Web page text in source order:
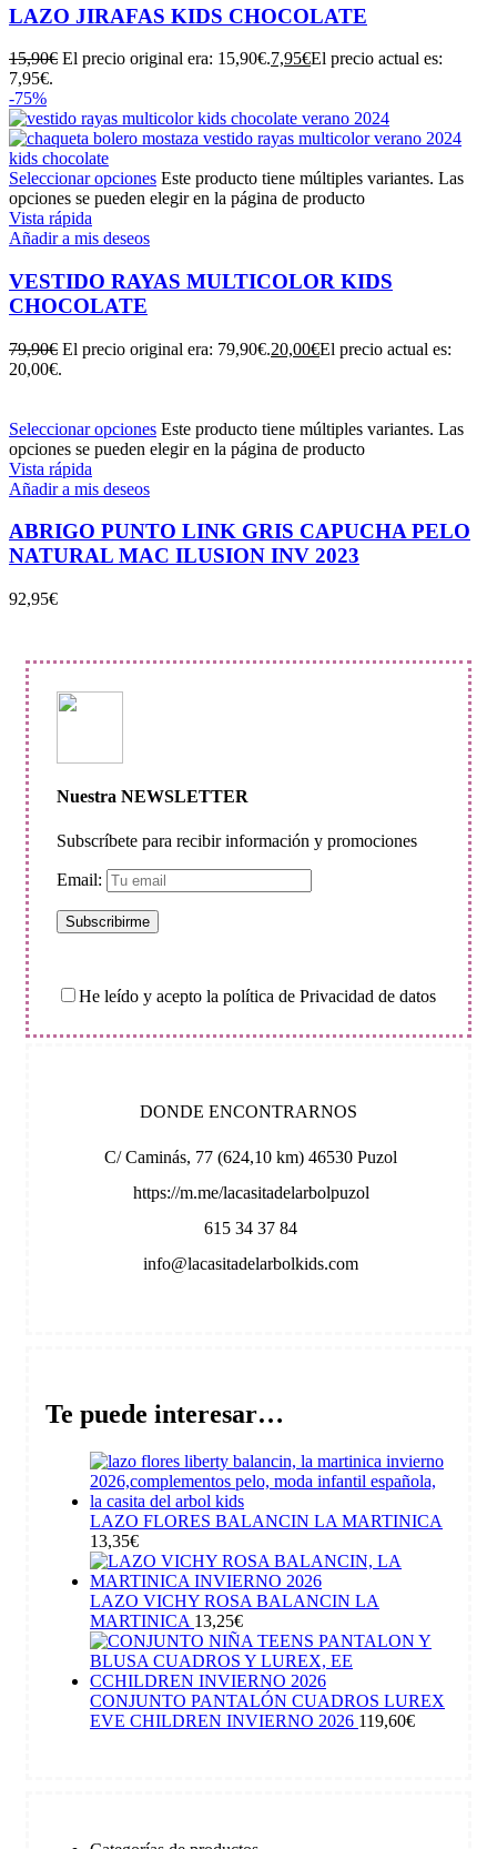
LAZO JIRAFAS KIDS CHOCOLATE
15,90€ El precio original era: 15,90€.7,95€El precio actual es:
7,95€.
-75%
Seleccionar opciones Este producto tiene múltiples variantes. Las
opciones se pueden elegir en la página de producto
Vista rápida
Añadir a mis deseos
VESTIDO RAYAS MULTICOLOR KIDS
CHOCOLATE
79,90€ El precio original era: 79,90€.20,00€El precio actual es:
20,00€.
Seleccionar opciones Este producto tiene múltiples variantes. Las
opciones se pueden elegir en la página de producto
Vista rápida
Añadir a mis deseos
ABRIGO PUNTO LINK GRIS CAPUCHA PELO
NATURAL MAC ILUSION INV 2023
92,95€
Nuestra NEWSLETTER
Subscríbete para recibir información y promociones
Email:
He leído y acepto la política de Privacidad de datos
DONDE ENCONTRARNOS
C/ Caminás, 77 (624,10 km) 46530 Puzol
https://m.me/lacasitadelarbolpuzol
615 34 37 84
info@lacasitadelarbolkids.com
Te puede interesar…
LAZO FLORES BALANCIN LA MARTINICA
13,35€
LAZO VICHY ROSA BALANCIN LA
MARTINICA 13,25€
CONJUNTO PANTALÓN CUADROS LUREX
EVE CHILDREN INVIERNO 2026 119,60€